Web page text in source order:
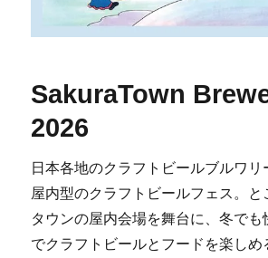
SakuraTown
2026
日本各地のクラフトビールブルワリ
屋内型のクラフトビールフェス。と
タウンの屋内会場を舞台に、冬でも
でクラフトビールとフードを楽しめ